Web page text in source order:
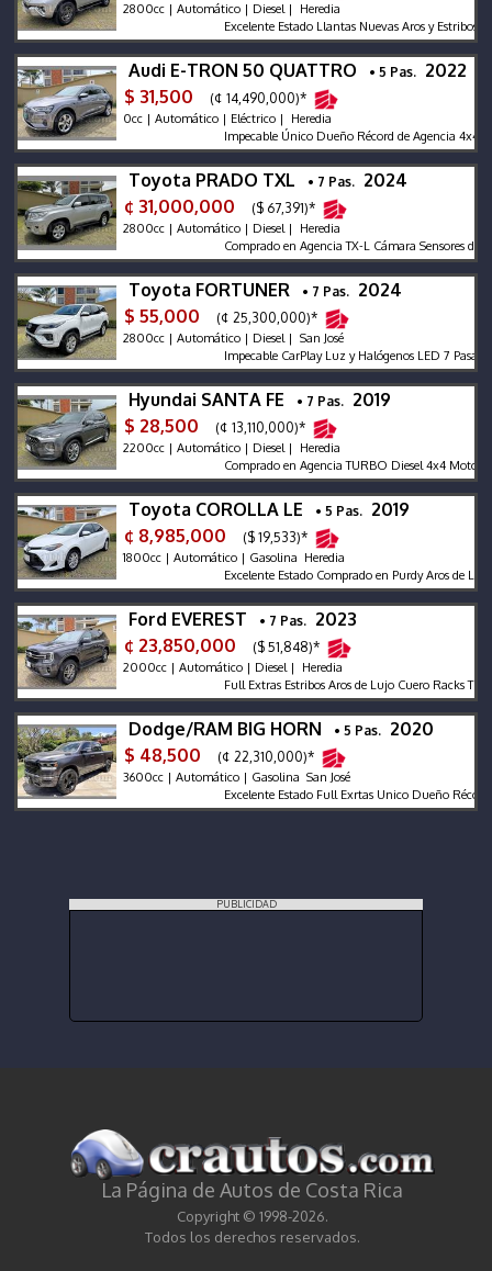
2800cc | Automático | Diesel | Heredia
Excelente Estado Llantas Nuevas Aros y Estribos
Audi E-TRON 50 QUATTRO • 5 Pas. 2022
$ 31,500
(¢ 14,490,000)*
0cc | Automático | Eléctrico | Heredia
Impecable Único Dueño Récord de Agencia 4x4
Toyota PRADO TXL • 7 Pas. 2024
¢ 31,000,000
($ 67,391)*
2800cc | Automático | Diesel | Heredia
Comprado en Agencia TX-L Cámara Sensores de
Toyota FORTUNER • 7 Pas. 2024
$ 55,000
(¢ 25,300,000)*
2800cc | Automático | Diesel | San José
Impecable CarPlay Luz y Halógenos LED 7 Pasajeros
Hyundai SANTA FE • 7 Pas. 2019
$ 28,500
(¢ 13,110,000)*
2200cc | Automático | Diesel | Heredia
Comprado en Agencia TURBO Diesel 4x4 Motor 2.2
Toyota COROLLA LE • 5 Pas. 2019
¢ 8,985,000
($ 19,533)*
1800cc | Automático | Gasolina Heredia
Excelente Estado Comprado en Purdy Aros de Lujo
Ford EVEREST • 7 Pas. 2023
¢ 23,850,000
($ 51,848)*
2000cc | Automático | Diesel | Heredia
Full Extras Estribos Aros de Lujo Cuero Racks Thule
Dodge/RAM BIG HORN • 5 Pas. 2020
$ 48,500
(¢ 22,310,000)*
3600cc | Automático | Gasolina San José
Excelente Estado Full Exrtas Unico Dueño Récord
PUBLICIDAD
La Página de Autos de Costa Rica
Copyright © 1998-2026.
Todos los derechos reservados.